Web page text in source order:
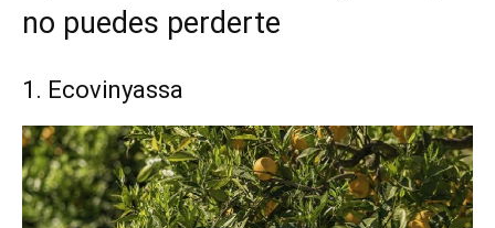
no puedes perderte
1. Ecovinyassa